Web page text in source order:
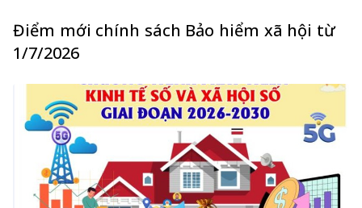
Điểm mới chính sách Bảo hiểm xã hội từ
1/7/2026